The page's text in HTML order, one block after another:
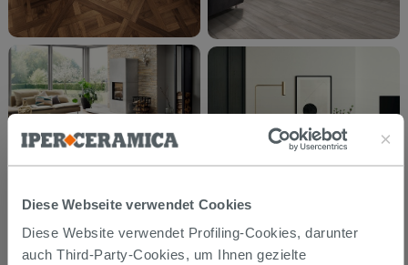
Diese Webseite verwendet Cookies
Diese Website verwendet Profiling-Cookies, darunter
auch Third-Party-Cookies, um Ihnen gezielte